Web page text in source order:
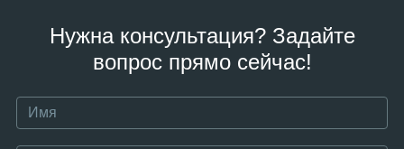
Нужна консультация? Задайте
вопрос прямо сейчас!